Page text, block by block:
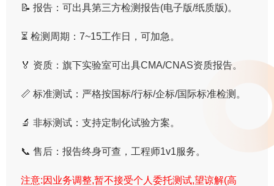
📝 报告：可出具第三方检测报告(电子版/纸质版)。
⏳ 检测周期：7~15工作日，可加急。
🏅 资质：旗下实验室可出具CMA/CNAS资质报告。
📏 标准测试：严格按国标/行标/企标/国际标准检测。
🔬 非标测试：支持定制化试验方案。
📞 售后：报告终身可查，工程师1v1服务。
注意:因业务调整,暂不接受个人委托测试,望谅解(高